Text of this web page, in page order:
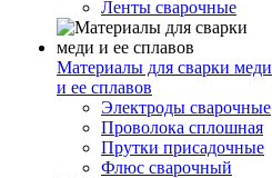
Ленты сварочные
Материалы для сварки меди
и ее сплавов
Электроды сварочные
Проволока сплошная
Прутки присадочные
Флюс сварочный